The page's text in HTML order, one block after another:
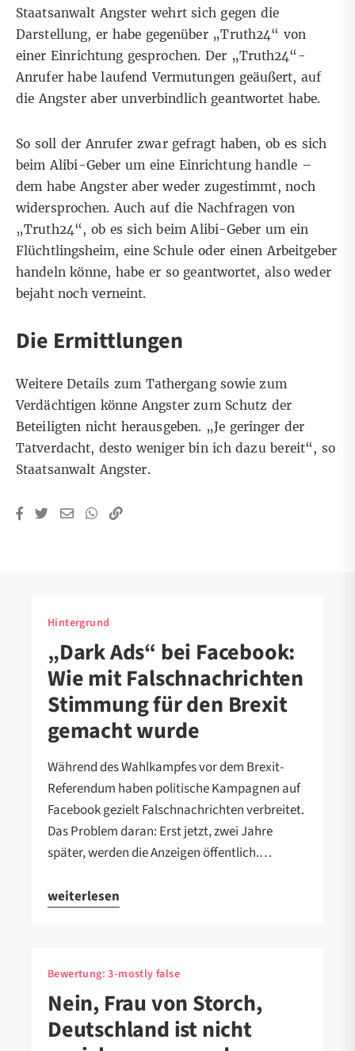
Staatsanwalt Angster wehrt sich gegen die
Darstellung, er habe gegenüber „Truth24“ von
einer Einrichtung gesprochen. Der „Truth24“-
Anrufer habe laufend Vermutungen geäußert, auf
die Angster aber unverbindlich geantwortet habe.
So soll der Anrufer zwar gefragt haben, ob es sich
beim Alibi-Geber um eine Einrichtung handle –
dem habe Angster aber weder zugestimmt, noch
widersprochen. Auch auf die Nachfragen von
„Truth24“, ob es sich beim Alibi-Geber um ein
Flüchtlingsheim, eine Schule oder einen Arbeitgeber
handeln könne, habe er so geantwortet, also weder
bejaht noch verneint.
Die Ermittlungen
Weitere Details zum Tathergang sowie zum
Verdächtigen könne Angster zum Schutz der
Beteiligten nicht herausgeben. „Je geringer der
Tatverdacht, desto weniger bin ich dazu bereit“, so
Staatsanwalt Angster.
Hintergrund
„Dark Ads“ bei Facebook:
Wie mit Falschnachrichten
Stimmung für den Brexit
gemacht wurde
Während des Wahlkampfes vor dem Brexit-
Referendum haben politische Kampagnen auf
Facebook gezielt Falschnachrichten verbreitet.
Das Problem daran: Erst jetzt, zwei Jahre
später, werden die Anzeigen öffentlich.…
weiterlesen
Bewertung:3-mostly false
Nein, Frau von Storch,
Deutschland ist nicht